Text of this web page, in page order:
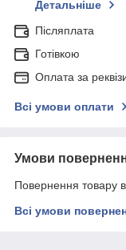
Детальніше
Післяплата
Готівкою
Оплата за
Всі умови оплати
Умови
Повернення товару
Всі умови